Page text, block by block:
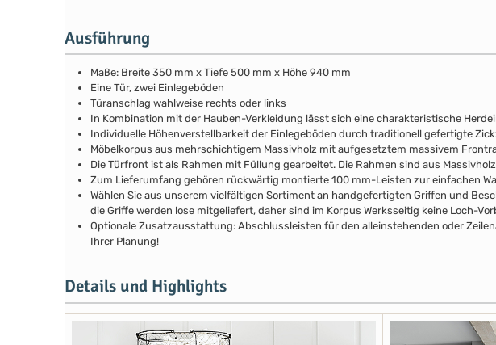
Ausführung
Maße: Breite 350 mm x Tiefe 500 mm x Höhe 940 mm
Eine Tür, zwei Einlegeböden
Türanschlag wahlweise rechts oder links
In Kombination mit der Hauben-Verkleidung lässt sich eine charakteristische
Individuelle Höhenverstellbarkeit der Einlegeböden durch traditionell gefertigte
Möbelkorpus aus mehrschichtigem Massivholz mit aufgesetztem massivem
Die Türfront ist als Rahmen mit Füllung gearbeitet. Die Rahmen sind aus
Zum Lieferumfang gehören rückwärtig montierte 100 mm-Leisten zur einfachen
Wählen Sie aus unserem vielfältigen Sortiment an handgefertigten Griffen und
die Griffe werden lose mitgeliefert, daher sind im Korpus Werksseitig keine Loch-
Optionale Zusatzausstattung: Abschlussleisten für den alleinstehenden oder
Ihrer Planung!
Details und Highlights